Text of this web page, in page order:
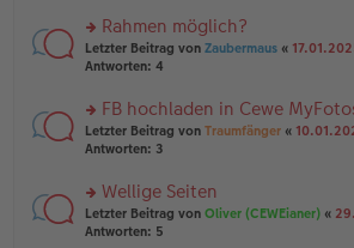
tr
a
g
e
n
er
tr
a
g
n
g
el
e
n
er
tr
a
g
rs
te
n
g
el
e
n
er
Rahmen möglich?
Letzter Beitrag von Zaubermaus «
Antworten: 4
rs
te
n
g
el
FB hochladen in Cewe
Letzter Beitrag von Traumfänger «
Antworten: 3
rs
te
Wellige Seiten
Letzter Beitrag von Oliver (CEWEianer) «
Antworten: 5